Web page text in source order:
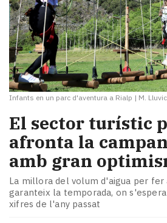
Infants en un parc d'aventura a Rialp | M.
​El sector turístic
afronta la
amb gran
La millora del volum d'aigua per fer
garanteix la temporada, on
xifres de l'any passat